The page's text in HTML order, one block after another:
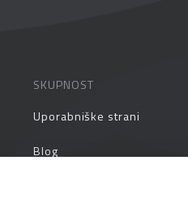
SKUPNOST
Uporabniške strani
Blog